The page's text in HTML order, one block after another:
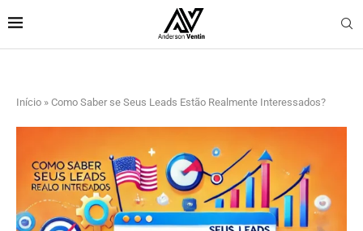
Início » Como Saber se Seus Leads Estão Realmente Interessados?